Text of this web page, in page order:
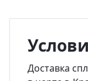
Доставка